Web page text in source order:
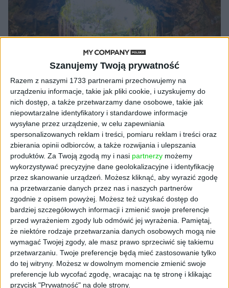
Szanujemy Twoją prywatność
Razem z naszymi 1733 partnerami przechowujemy na
urządzeniu informacje, takie jak pliki cookie, i uzyskujemy do
nich dostęp, a także przetwarzamy dane osobowe, takie jak
niepowtarzalne identyfikatory i standardowe informacje
wysyłane przez urządzenie, w celu zapewniania
spersonalizowanych reklam i treści, pomiaru reklam i treści oraz
zbierania opinii odbiorców, a także rozwijania i ulepszania
produktów. Za Twoją zgodą my i nasi partnerzy możemy
wykorzystywać precyzyjne dane geolokalizacyjne i identyfikację
przez skanowanie urządzeń. Możesz kliknąć, aby wyrazić zgodę
na przetwarzanie danych przez nas i naszych partnerów
zgodnie z opisem powyżej. Możesz też uzyskać dostęp do
bardziej szczegółowych informacji i zmienić swoje preferencje
przed wyrażeniem zgody lub odmówić jej wyrażenia.
Pamiętaj,
że niektóre rodzaje przetwarzania danych osobowych mogą nie
wymagać Twojej zgody, ale masz prawo sprzeciwić się takiemu
przetwarzaniu. Twoje preferencje będą mieć zastosowanie tylko
do tej witryny. Możesz w dowolnym momencie zmienić swoje
preferencje lub wycofać zgodę, wracając na tę stronę i klikając
przycisk "Prywatność" na dole strony.
AKTUALNOŚCI
Tanie połączenia lotnicze z Twoją
podróżniczą listą marzeń
Wiktor Cyrny, materiał powstał w komercyjnej współpracy z
partnerem
12.09.2025